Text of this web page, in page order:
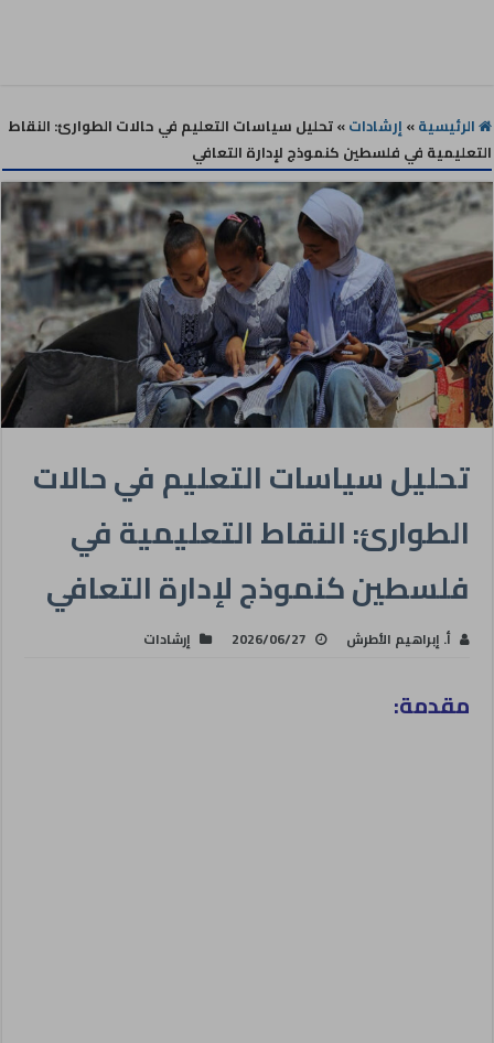
الرئيسية» إرشادات»تحليل سياسات التعليم في حالات الطوارئ: النقاط
التعليمية في فلسطين كنموذج لإدارة التعافي
تحليل سياسات التعليم في حالات
الطوارئ: النقاط التعليمية في
فلسطين كنموذج لإدارة التعافي
أ. إبراهيم الأطرش 2026/06/27 إرشادات
مقدمة: